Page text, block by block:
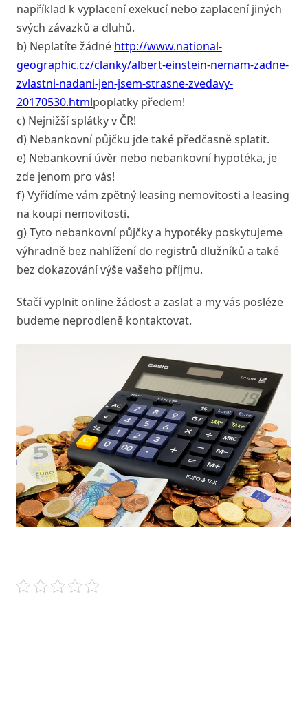
například k vyplacení exekucí nebo zaplacení jiných
svých závazků a dluhů.
b) Neplatíte žádné http://www.national-
geographic.cz/clanky/albert-einstein-nemam-zadne-
zvlastni-nadani-jen-jsem-strasne-zvedavy-
20170530.htmlpoplatky předem!
c) Nejnižší splátky v ČR!
d) Nebankovní půjčku jde také předčasně splatit.
e) Nebankovní úvěr nebo nebankovní hypotéka, je
zde jenom pro vás!
f) Vyřídíme vám zpětný leasing nemovitosti a leasing
na koupi nemovitosti.
g) Tyto nebankovní půjčky a hypotéky poskytujeme
výhradně bez nahlížení do registrů dlužníků a také
bez dokazování výše vašeho příjmu.
Stačí vyplnit online žádost a zaslat a my vás posléze
budeme neprodleně kontaktovat.